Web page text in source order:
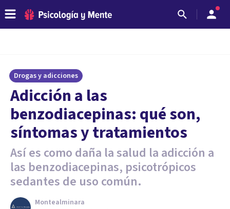
Drogas y adicciones
Adicción a las
benzodiacepinas: qué son,
síntomas y tratamientos
Así es como daña la salud la adicción a
las benzodiacepinas, psicotrópicos
sedantes de uso común.
Montealminara